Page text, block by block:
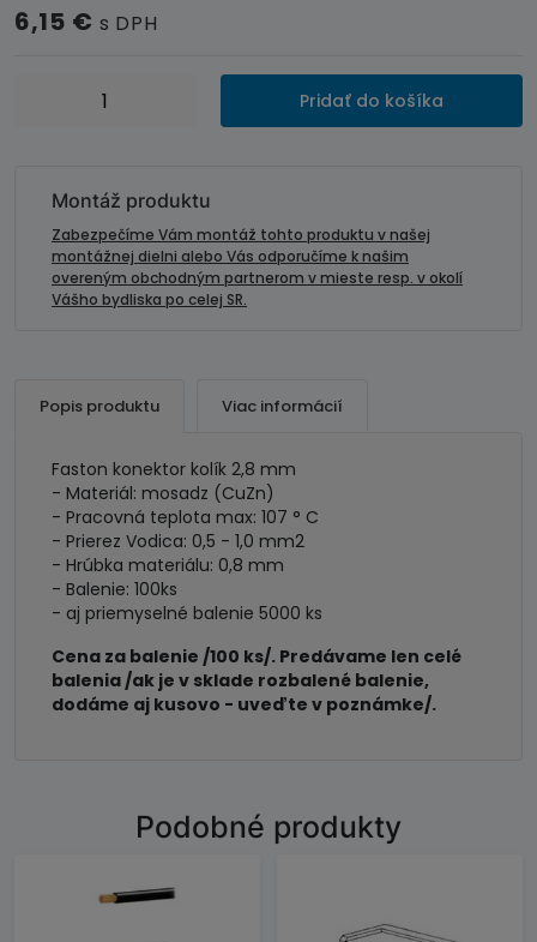
6,15 € s DPH
množstvo
mm-
mosadz
Pridať do košíka
Montáž produktu
Zabezpečíme Vám montáž tohto produktu v našej
montážnej dielni alebo Vás odporučíme k našim
overeným obchodným partnerom v mieste resp. v okolí
Vášho bydliska po celej SR.
Popis produktu Viac informácií
Faston konektor kolík 2,8 mm
- Materiál: mosadz (CuZn)
- Pracovná teplota max: 107 ° C
- Prierez Vodica: 0,5 - 1,0 mm2
- Hrúbka materiálu: 0,8 mm
- Balenie: 100ks
- aj priemyselné balenie 5000 ks
Cena za balenie /100 ks/. Predávame len celé
balenia /ak je v sklade rozbalené balenie,
dodáme aj kusovo - uveďte v poznámke/.
Podobné produkty